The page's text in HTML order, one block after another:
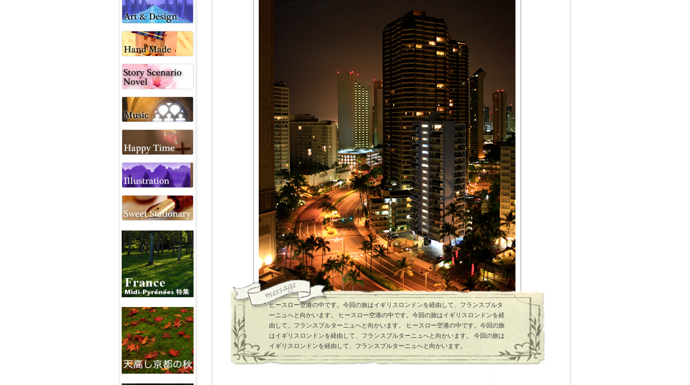
ヒースロー空港の中です。今回の旅はイギリスロンドンを経由して、フランスブルタ
ーニュへと向かいます。 ヒースロー空港の中です。今回の旅はイギリスロンドンを経
由して、フランスブルターニュへと向かいます。 ヒースロー空港の中です。今回の旅
はイギリスロンドンを経由して、フランスブルターニュへと向かいます。 今回の旅は
イギリスロンドンを経由して、フランスブルターニュへと向かいます。